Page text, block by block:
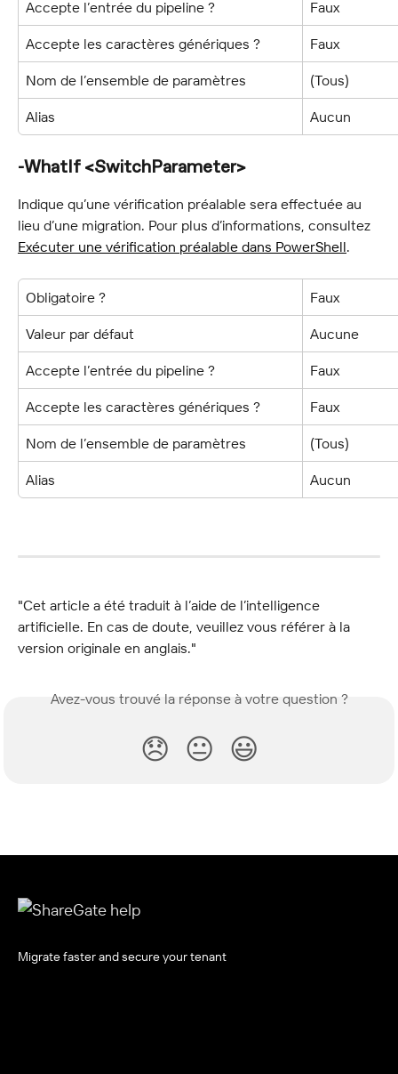
Accepte l’entrée du pipeline ? Faux
Accepte les caractères génériques ? Faux
Nom de l’ensemble de paramètres (Tous)
Alias Aucun
-WhatIf <SwitchParameter>
Indique qu’une vérification préalable sera effectuée au
lieu d’une migration. Pour plus d’informations, consultez
Exécuter une vérification préalable dans PowerShell.
Obligatoire ? Faux
Valeur par défaut Aucune
Accepte l’entrée du pipeline ? Faux
Accepte les caractères génériques ? Faux
Nom de l’ensemble de paramètres (Tous)
Alias Aucun
"Cet article a été traduit à l’aide de l’intelligence
artificielle. En cas de doute, veuillez vous référer à la
version originale en anglais."
Avez-vous trouvé la réponse à votre question ?
😞 😐 😃
Migrate faster and secure your tenant